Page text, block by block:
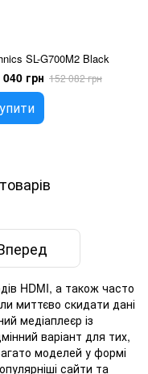
SL-G700M2 Black
040 грн 152 082 грн
HDMI, а також часто
миттєво скидати дані
медіаплеєр із
варіант для тих,
моделей у формі
сайти та